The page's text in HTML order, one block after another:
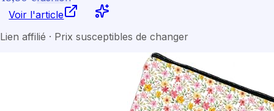
Voir l'article
Lien affilié · Prix susceptibles de changer